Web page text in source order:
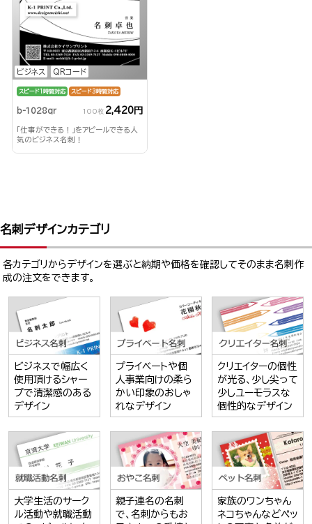
ビジネス QRコード
スピード1時間対応 スピード3時間対応
b-1028qr 100枚 2,420円
「仕事ができる！」をアピールできる人
気のビジネス名刺！
名刺デザインカテゴリ
各カテゴリからデザインを選ぶと納期や価格を確認してそのまま名刺作
成の注文をできます。
ビジネスで幅広く
使用頂けるシャー
プで清潔感のある
デザイン
プライベートや個
人事業向けの柔ら
かい印象のおしゃ
れなデザイン
クリエイターの個性
が光る、少し尖って
少しユーモラスな
個性的なデザイン
大学生活のサーク
ル活動や就職活動
親子連名の名刺
で、名刺からもお
家族のワンちゃん
ネコちゃんなどペッ